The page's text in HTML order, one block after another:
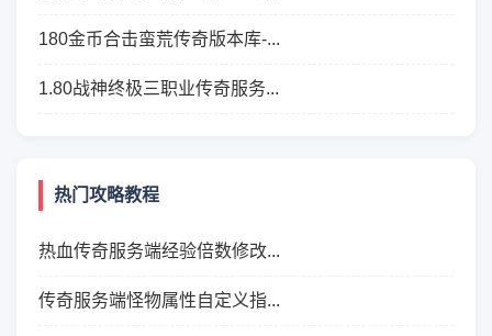
180金币合击蛮荒传奇版本库-...
1.80战神终极三职业传奇服务...
热门攻略教程
热血传奇服务端经验倍数修改...
传奇服务端怪物属性自定义指...